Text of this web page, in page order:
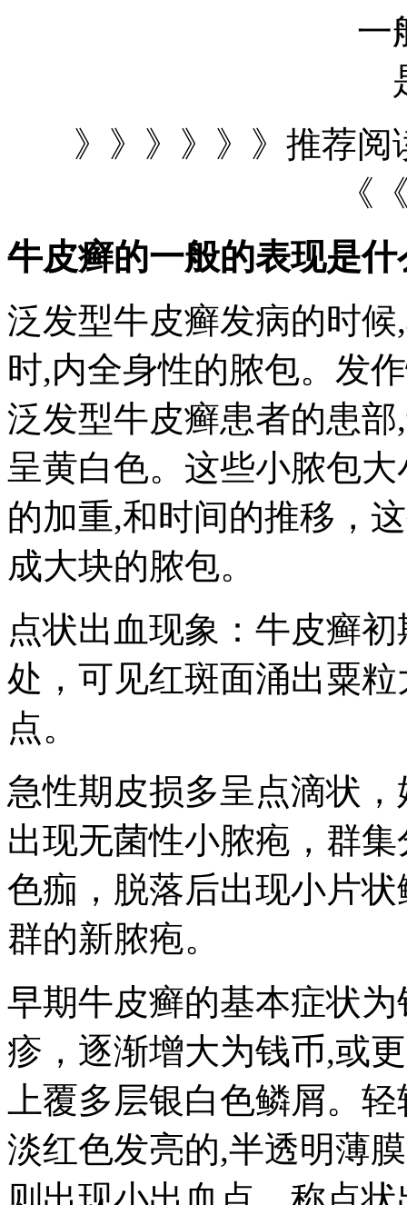
》》》》》》推荐阅
《
牛皮癣的一般的表现是什
泛发型牛皮癣发病的时
时,内全身性的脓包。发
泛发型牛皮癣患者的患
呈黄白色。这些小脓包
的加重,和时间的推移，
成大块的脓包。
点状出血现象：牛皮癣
处，可见红斑面涌出粟
点。
急性期皮损多呈点滴状
出现无菌性小脓疱，群
色痂，脱落后出现小片
群的新脓疱。
早期牛皮癣的基本症状
疹，逐渐增大为钱币,或
上覆多层银白色鳞屑。
淡红色发亮的,半透明薄